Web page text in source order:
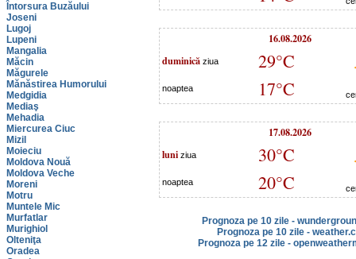
Întorsura Buzăului
Joseni
Lugoj
Lupeni
Mangalia
Măcin
Măgurele
Mănăstirea Humorului
Medgidia
Mediaş
Mehadia
Miercurea Ciuc
Mizil
Moieciu
Moldova Nouă
Moldova Veche
Moreni
Motru
Muntele Mic
Murfatlar
Murighiol
Olteniţa
Oradea
16.08.2026
duminică ziua 29°C
noaptea 17°C
17.08.2026
luni ziua 30°C
noaptea 20°C
Prognoza pe 10 zile -
Prognoza pe 10 zile -
Prognoza pe 12 zile -